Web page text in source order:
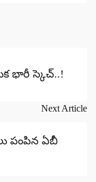
భారీ స్కెచ్..!
Next Article
పంపిన ఏబీ